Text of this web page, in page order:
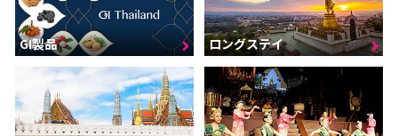
GI製品 ロングステイ